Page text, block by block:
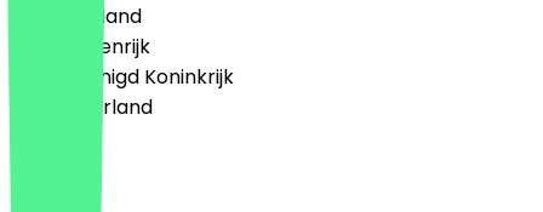
🇩🇪 Duitsland
🇦🇹 Oostenrijk
🇬🇧 Verenigd Koninkrijk
🇳🇱 Nederland